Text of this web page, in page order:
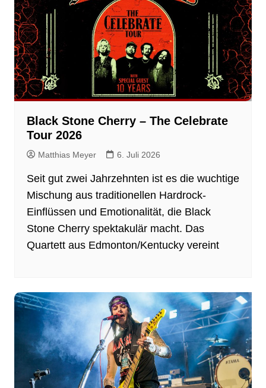
Black Stone Cherry – The Celebrate
Tour 2026
Matthias Meyer 6. Juli 2026
Seit gut zwei Jahrzehnten ist es die wuchtige
Mischung aus traditionellen Hardrock-
Einflüssen und Emotionalität, die Black
Stone Cherry spektakulär macht. Das
Quartett aus Edmonton/Kentucky vereint